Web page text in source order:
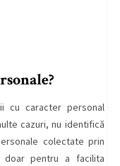
cu caracter personal
cazuri, nu identifică
colectate prin
doar pentru a facilita